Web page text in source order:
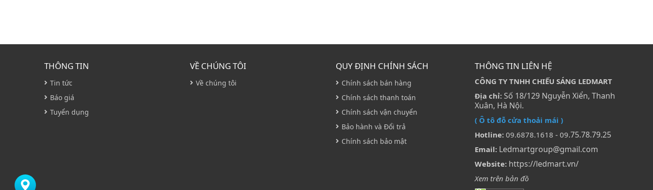
THÔNG TIN
Tin tức
Báo giá
Tuyển dụng
VỀ CHÚNG TÔI
Về chúng tôi
QUY ĐỊNH CHÍNH SÁCH
Chính sách bán hàng
Chính sách thanh toán
Chính sách vận chuyển
Bảo hành và Đổi trả
Chính sách bảo mật
THÔNG TIN LIÊN HỆ
CÔNG TY TNHH CHIẾU SÁNG LEDMART
Địa chỉ: Số 18/129 Nguyễn Xiển, Thanh
Xuân, Hà Nội.
( Ô tô đỗ cửa thoải mái )
Hotline: 09.6878.1618 - 09.75.78.79.25
Email: Ledmartgroup@gmail.com
Website: https://ledmart.vn/
Xem trên bản đồ